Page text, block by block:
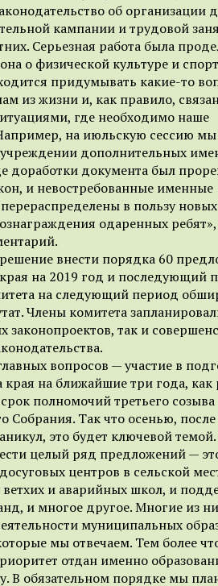
об организации
кампании и трудовой
Серьезная работа была
о физической культуре и
придумывать какие-то
из жизни и, как правило,
где необходимо наше
на июльскую сессию
учреждении дополнительных
доработки документа был
и невостребованные именные
в пользу
одаренных
внести порядка 60
на 2019 год и последующий
на следующий период
Члены комитета
законопроектов, так и
вопросов — участие в
на ближайшие три года, как
полномочий третьего созыва
Собрания. Так что осенью, после
это будет ключевой темой.
целый ряд предложений —
центров в сельской
ветхих и аварийных школ, и
и многое другое. Многие из
муниципальных
мы отвечаем. Тем более
отдан именно
В обязательном порядке мы